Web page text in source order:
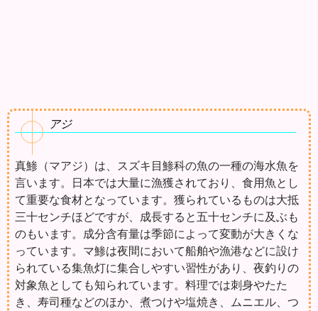
アジ
真鯵（マアジ）は、スズキ目鯵科の魚の一種の海水魚を
言います。日本では大量に漁獲されており、食用魚とし
て重要な食材となっています。獲られているものは大抵
三十センチほどですが、成長すると五十センチに及ぶも
のもいます。成分含有量は季節によって変動が大きくな
っています。マ鯵は夜間において船舶や漁港などに設け
られている集魚灯に集合しやすい習性があり、夜釣りの
対象魚としても知られています。料理では刺身やたた
き、寿司種などのほか、煮つけや塩焼き、ムニエル、つ